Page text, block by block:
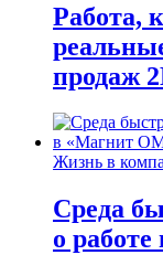
Работа,
продаж
Жизнь в
Среда
о